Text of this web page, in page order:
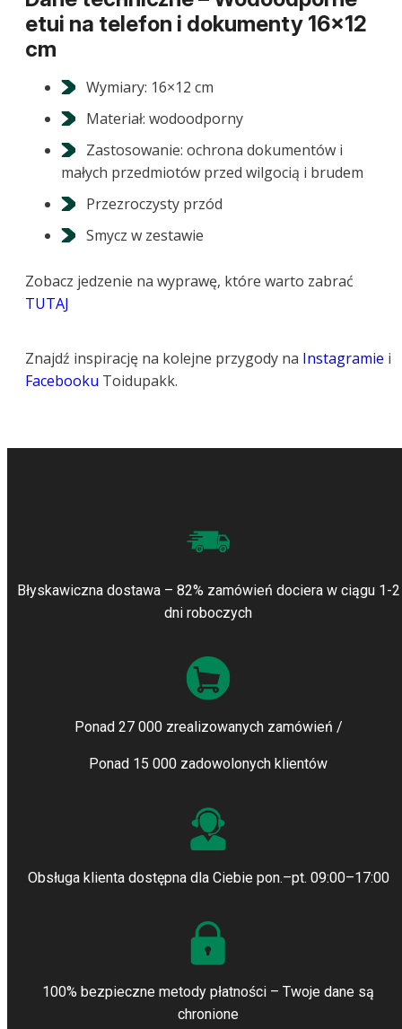
etui na telefon i dokumenty 16×12
cm
Wymiary: 16×12 cm
Materiał: wodoodporny
Zastosowanie: ochrona dokumentów i
małych przedmiotów przed wilgocią i brudem
Przezroczysty przód
Smycz w zestawie
Zobacz jedzenie na wyprawę, które warto zabrać
TUTAJ
Znajdź inspirację na kolejne przygody na Instagramie i
Facebooku Toidupakk.
Błyskawiczna dostawa – 82% zamówień dociera w ciągu 1-2
dni roboczych
Ponad 27 000 zrealizowanych zamówień /
Ponad 15 000 zadowolonych klientów
Obsługa klienta dostępna dla Ciebie pon.–pt. 09:00–17:00
100% bezpieczne metody płatności – Twoje dane są
chronione